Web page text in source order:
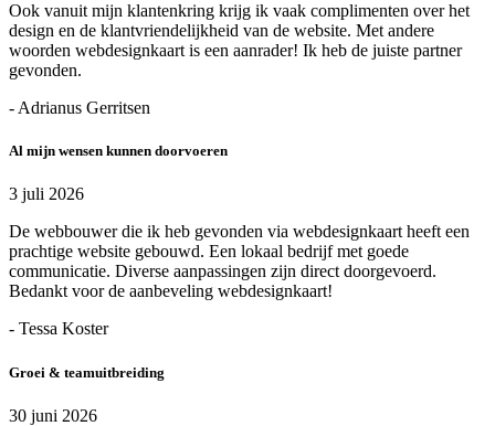
Ook vanuit mijn klantenkring krijg ik vaak complimenten over het
design en de klantvriendelijkheid van de website. Met andere
woorden webdesignkaart is een aanrader! Ik heb de juiste partner
gevonden.
- Adrianus Gerritsen
Al mijn wensen kunnen doorvoeren
3 juli 2026
De webbouwer die ik heb gevonden via webdesignkaart heeft een
prachtige website gebouwd. Een lokaal bedrijf met goede
communicatie. Diverse aanpassingen zijn direct doorgevoerd.
Bedankt voor de aanbeveling webdesignkaart!
- Tessa Koster
Groei & teamuitbreiding
30 juni 2026